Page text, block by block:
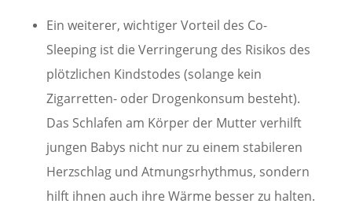
Ein weiterer, wichtiger Vorteil des Co-
Sleeping ist die Verringerung des Risikos des
plötzlichen Kindstodes (solange kein
Zigarretten- oder Drogenkonsum besteht).
Das Schlafen am Körper der Mutter verhilft
jungen Babys nicht nur zu einem stabileren
Herzschlag und Atmungsrhythmus, sondern
hilft ihnen auch ihre Wärme besser zu halten.